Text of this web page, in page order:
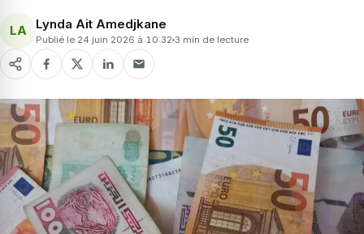
LA Lynda Ait Amedjkane
Publié le 24 juin 2026 à 10:32 3 min de lecture